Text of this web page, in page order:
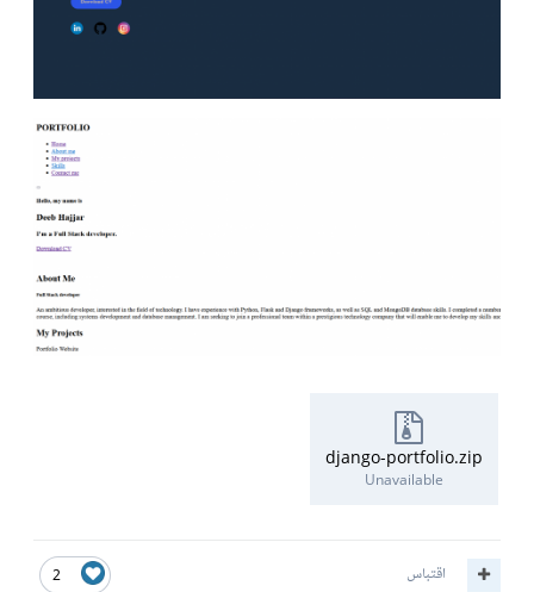
django-portfolio.zip
Unavailable
2 اقتباس